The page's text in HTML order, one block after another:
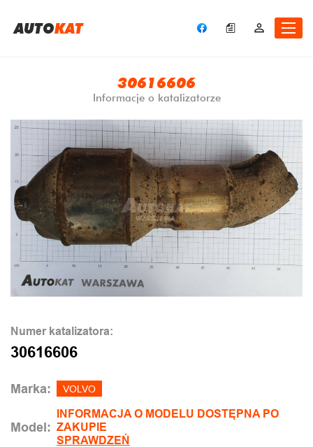
AUTOKAT
30616606
Informacje o katalizatorze
Numer katalizatora:
30616606
Marka: VOLVO
Model:
INFORMACJA O MODELU DOSTĘPNA PO
ZAKUPIE
SPRAWDZEŃ